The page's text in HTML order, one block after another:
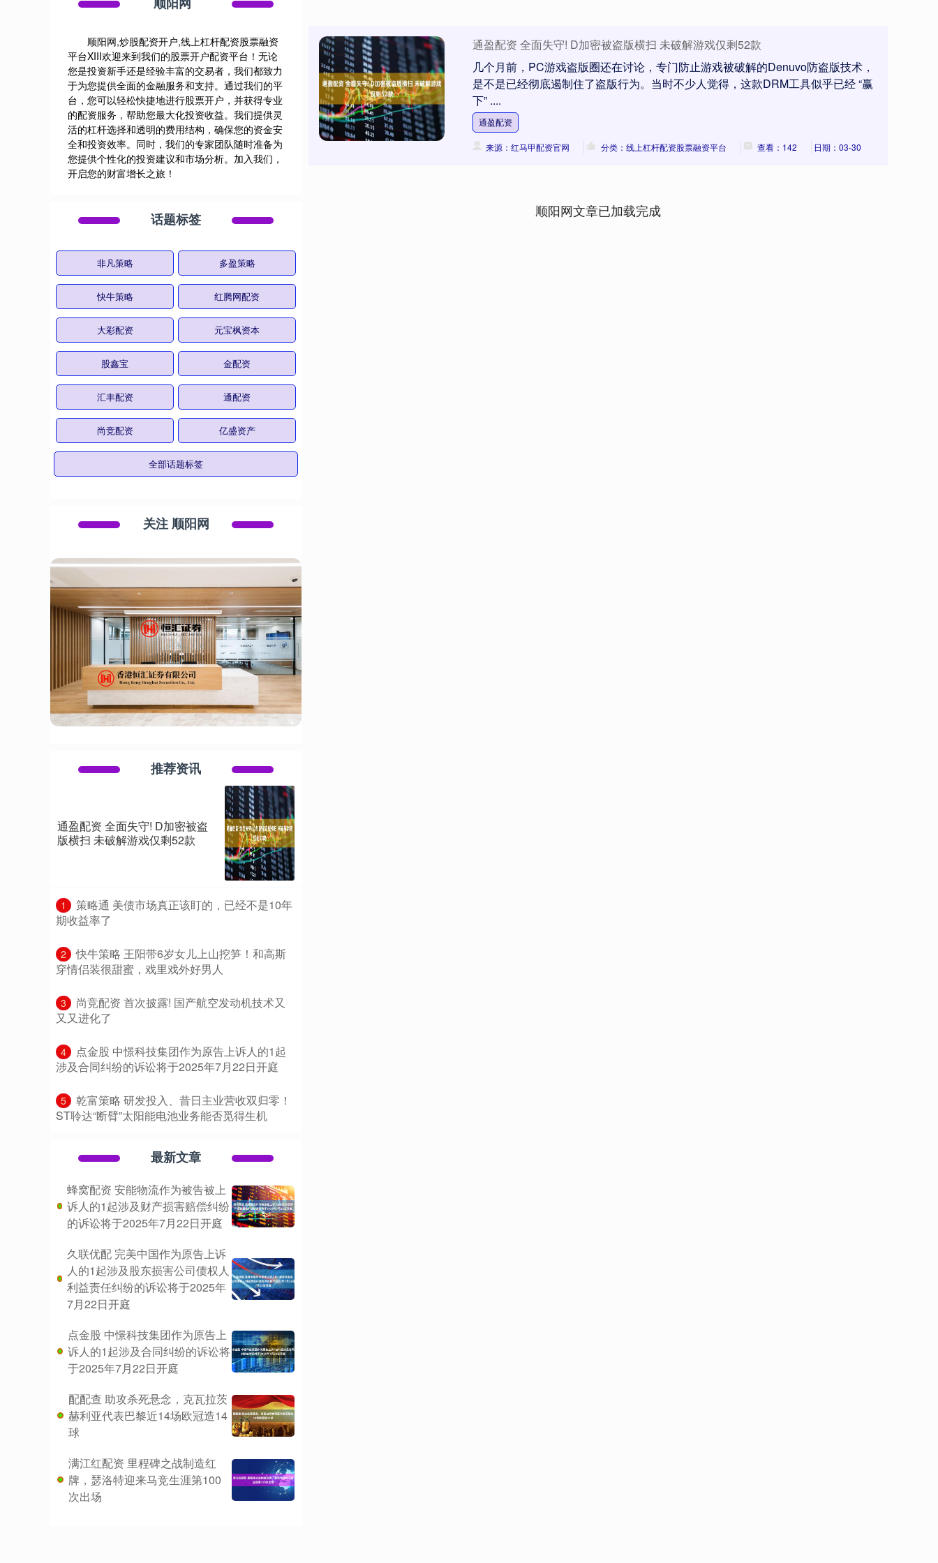
通盈配资 全面失守! D加密被盗版横扫 未破解游戏仅剩52款
几个月前，PC游戏盗版圈还在讨论，专门防止游戏被破解的Denuvo防盗版技术，
是不是已经彻底遏制住了盗版行为。当时不少人觉得，这款DRM工具似乎已经 “赢
下” ....
通盈配资
来源：红马甲配资官网 分类：线上杠杆配资股票融资平台 查看：142 日期：03-30
顺阳网文章已加载完成
顺阳网,炒股配资开户,线上杠杆配资股票融资
平台XIII‌欢迎来到我们的股票开户配资平台！无论
您是投资新手还是经验丰富的交易者，我们都致力
于为您提供全面的金融服务和支持。通过我们的平
台，您可以轻松快捷地进行股票开户，并获得专业
的配资服务，帮助您最大化投资收益。我们提供灵
活的杠杆选择和透明的费用结构，确保您的资金安
全和投资效率。同时，我们的专家团队随时准备为
您提供个性化的投资建议和市场分析。加入我们，
开启您的财富增长之旅！
话题标签
非凡策略 多盈策略
快牛策略 红腾网配资
大彩配资 元宝枫资本
股鑫宝 金配资
汇丰配资 通配资
尚竞配资 亿盛资产
全部话题标签
关注 顺阳网
推荐资讯
通盈配资 全面失守! D加密被盗
版横扫 未破解游戏仅剩52款
1
​策略通 美债市场真正该盯的，已经不是10年
期收益率了
2
​快牛策略 王阳带6岁女儿上山挖笋！和高斯
穿情侣装很甜蜜，戏里戏外好男人
3
​尚竞配资 首次披露! 国产航空发动机技术又
又又进化了
4
​点金股 中憬科技集团作为原告上诉人的1起
涉及合同纠纷的诉讼将于2025年7月22日开庭
5
​乾富策略 研发投入、昔日主业营收双归零！
ST聆达“断臂”太阳能电池业务能否觅得生机
最新文章
蜂窝配资 安能物流作为被告被上
诉人的1起涉及财产损害赔偿纠纷
的诉讼将于2025年7月22日开庭
久联优配 完美中国作为原告上诉
人的1起涉及股东损害公司债权人
利益责任纠纷的诉讼将于2025年
7月22日开庭
点金股 中憬科技集团作为原告上
诉人的1起涉及合同纠纷的诉讼将
于2025年7月22日开庭
配配查 助攻杀死悬念，克瓦拉茨
赫利亚代表巴黎近14场欧冠造14
球
满江红配资 里程碑之战制造红
牌，瑟洛特迎来马竞生涯第100
次出场